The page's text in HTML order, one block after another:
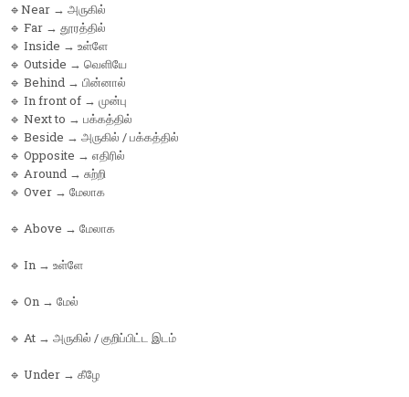
🔹Near → அருகில்
🔹 Far → தூரத்தில்
🔹 Inside → உள்ளே
🔹 Outside → வெளியே
🔹 Behind → பின்னால்
🔹 In front of → முன்பு
🔹 Next to → பக்கத்தில்
🔹 Beside → அருகில் / பக்கத்தில்
🔹 Opposite → எதிரில்
🔹 Around → சுற்றி
🔹 Over → மேலாக
🔹 Above → மேலாக
🔹 In → உள்ளே
🔹 On → மேல்
🔹 At → அருகில் / குறிப்பிட்ட இடம்
🔹 Under → கீழே